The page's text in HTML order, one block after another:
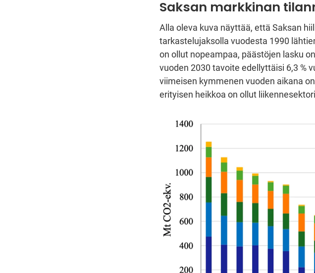
Saksan markkinan
Alla oleva kuva näyttää, että Saksan
tarkastelujaksolla vuodesta 1990
on ollut nopeampaa, päästöjen lasku
vuoden 2030 tavoite edellyttäisi 6,3 %
viimeisen kymmenen vuoden aikana
erityisen heikkoa on ollut